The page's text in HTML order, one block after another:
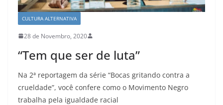
CULTURA ALTERNATIVA
28 de Novembro, 2020
“Tem que ser de luta”
Na 2ª reportagem da série “Bocas gritando contra a
crueldade”, você confere como o Movimento Negro
trabalha pela igualdade racial